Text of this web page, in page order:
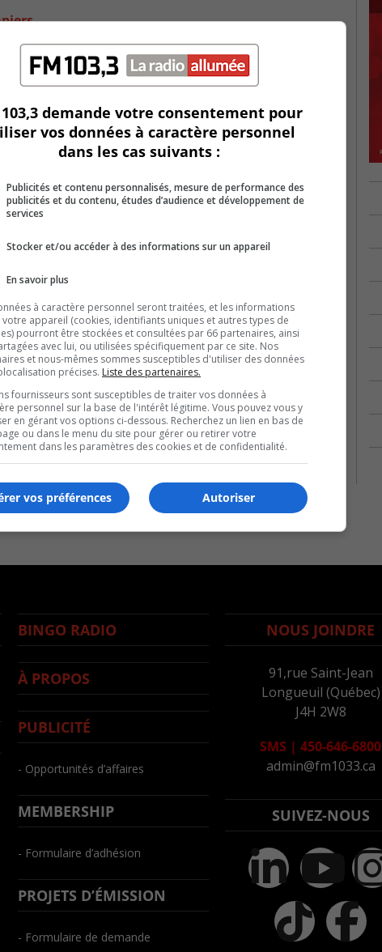
BINGO RADIO
À PROPOS
PUBLICITÉ
- Opportunités d’affaires
MEMBERSHIP
- Formulaire d’adhésion
PROJETS D’ÉMISSION
- Formulaire de demande
NOUS JOINDRE
91,rue Saint-Jean
Longueuil (Québec)
J4H 2W8
SMS | 450-646-6800
admin@fm1033.ca
SUIVEZ-NOUS
103,3 demande votre consentement pour
vos données à caractère personnel
dans les cas suivants :
Publicités et contenu personnalisés, mesure de performance des
publicités et du contenu, études d’audience et développement de
services
Stocker et/ou accéder à des informations sur un appareil
En savoir plus
à caractère personnel seront traitées, et les informations
votre appareil (cookies, identifiants uniques et autres types de
pourront être stockées et consultées par 66 partenaires, ainsi
avec lui, ou utilisées spécifiquement par ce site. Nos
et nous-mêmes sommes susceptibles d'utiliser des données
précises. Liste des partenaires.
fournisseurs sont susceptibles de traiter vos données à
personnel sur la base de l'intérêt légitime. Vous pouvez vous y
en gérant vos options ci-dessous. Recherchez un lien en bas de
ou dans le menu du site pour gérer ou retirer votre
dans les paramètres des cookies et de confidentialité.
Autoriser
vos préférences